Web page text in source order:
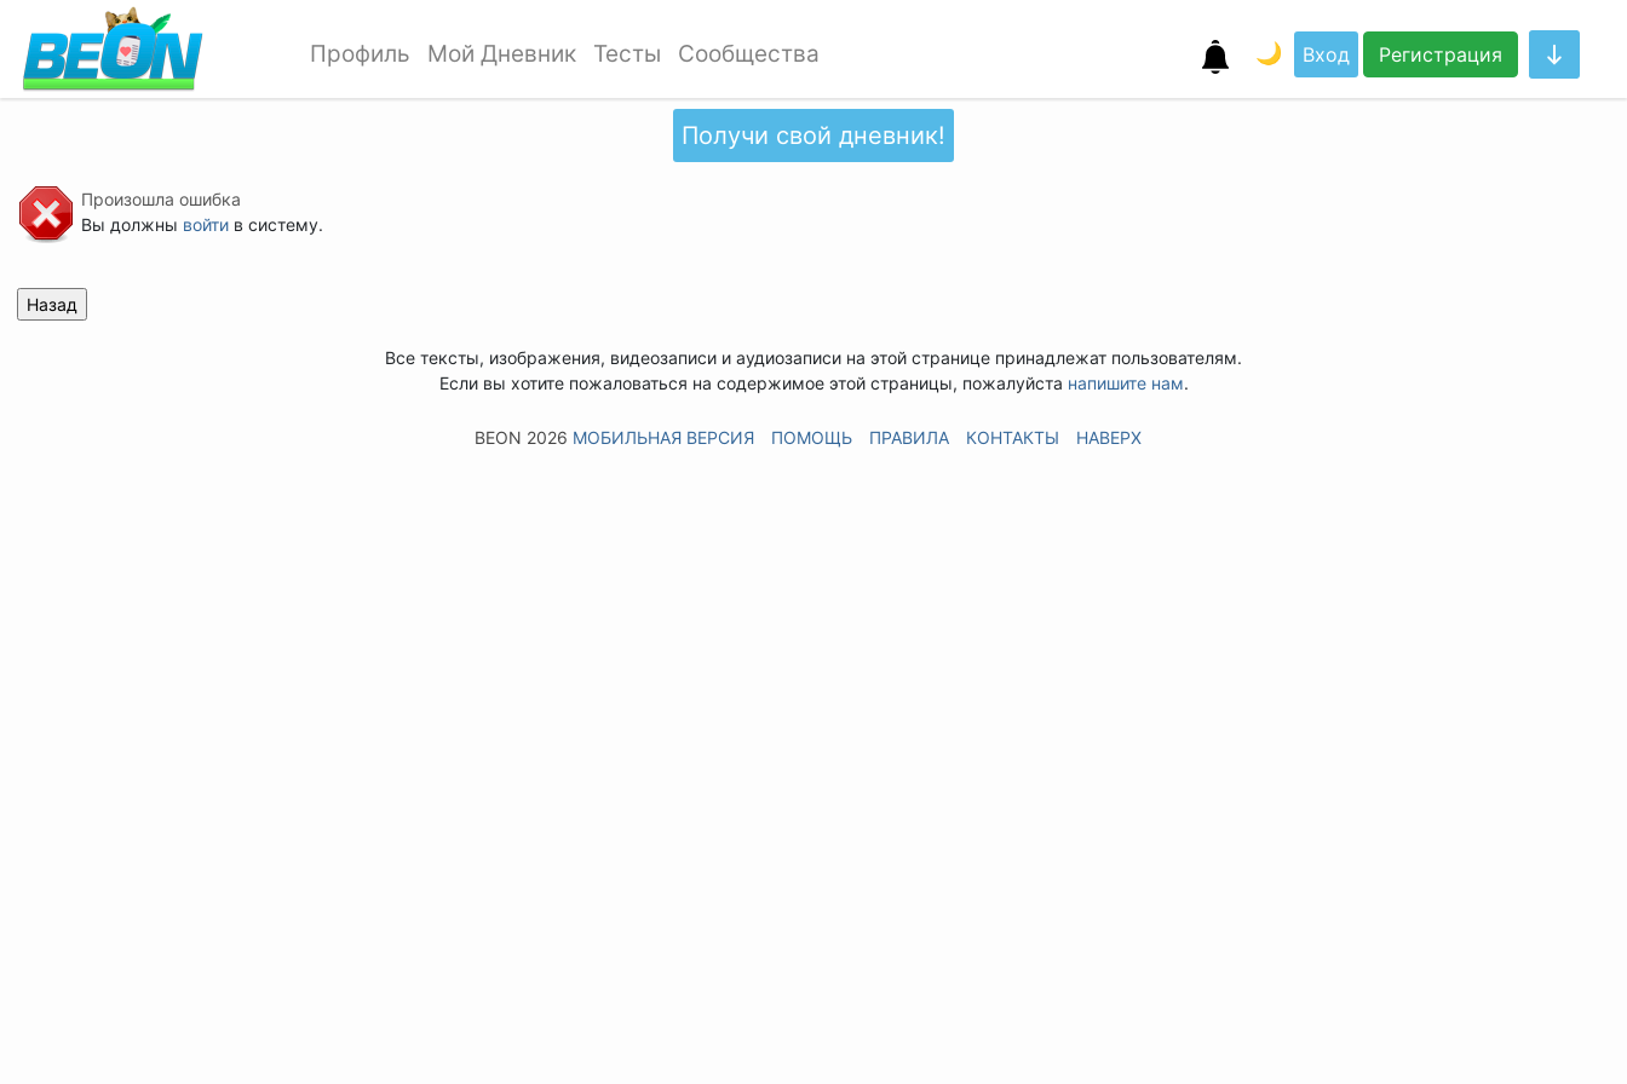
Профиль Мой Дневник Тесты Сообщества 🌙 Вход Регистрация
Получи свой дневник!
Произошла ошибка
Вы должны войтив систему.
Все тексты, изображения, видеозаписи и аудиозаписи на этой странице принадлежат пользователям.
Если вы хотите пожаловаться на содержимое этой страницы, пожалуйста напишите нам.
BEON 2026 МОБИЛЬНАЯ ВЕРСИЯ ПОМОЩЬ ПРАВИЛА КОНТАКТЫ НАВЕРХ